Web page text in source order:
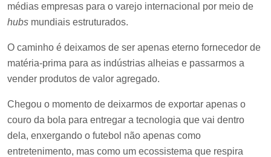
médias empresas para o varejo internacional por meio de
hubs mundiais estruturados.
O caminho é deixamos de ser apenas eterno fornecedor de
matéria-prima para as indústrias alheias e passarmos a
vender produtos de valor agregado.
Chegou o momento de deixarmos de exportar apenas o
couro da bola para entregar a tecnologia que vai dentro
dela, enxergando o futebol não apenas como
entretenimento, mas como um ecossistema que respira